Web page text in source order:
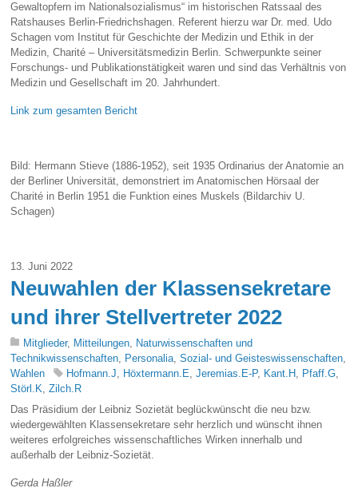
Gewaltopfern im Nationalsozialismus“ im historischen Ratssaal des
Ratshauses Berlin-Friedrichshagen. Referent hierzu war Dr. med. Udo
Schagen vom Institut für Geschichte der Medizin und Ethik in der
Medizin, Charité – Universitätsmedizin Berlin. Schwerpunkte seiner
Forschungs- und Publikationstätigkeit waren und sind das Verhältnis von
Medizin und Gesellschaft im 20. Jahrhundert.
Link zum gesamten Bericht
Bild: Hermann Stieve (1886-1952), seit 1935 Ordinarius der Anatomie an
der Berliner Universität, demonstriert im Anatomischen Hörsaal der
Charité in Berlin 1951 die Funktion eines Muskels (Bildarchiv U.
Schagen)
13. Juni 2022
Neuwahlen der Klassensekretare
und ihrer Stellvertreter 2022
Mitglieder, Mitteilungen, Naturwissenschaften und
Technikwissenschaften, Personalia,Sozial- und Geisteswissenschaften,
Wahlen
Hofmann.J, Höxtermann.E,Jeremias.E-P, Kant.H , Pfaff.G,
Störl.K,Zilch.R
Das Präsidium der Leibniz Sozietät beglückwünscht die neu bzw.
wiedergewählten Klassensekretare sehr herzlich und wünscht ihnen
weiteres erfolgreiches wissenschaftliches Wirken innerhalb und
außerhalb der Leibniz-Sozietät.
Gerda Haßler